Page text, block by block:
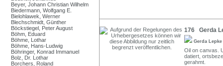
Beyer, Johann Christian Wilhelm
Biedermann, Wolfgang E.
Bielohlawek, Werner
Blechschmidt, Günther
Böckstiegel, Peter August
Böhm, Eduard
Böhme, Lothar
Böhme, Hans-Ludwig
Böhringer, Konrad Immanuel
Bolz, Dr. Lothar
Borchers, Roland
176 Gerda
Gerda Lepke
Oil on canvas.
datiert,
gerahmt.